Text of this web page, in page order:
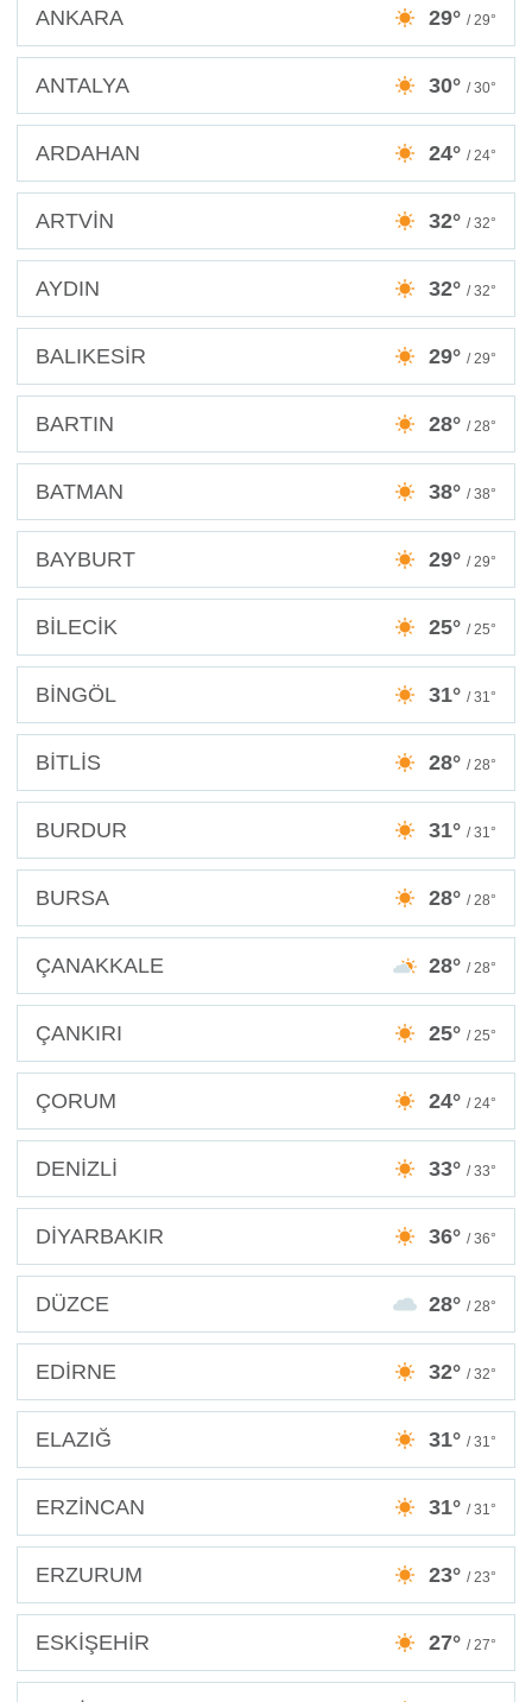
ANKARA 29° / 29°
ANTALYA 30° / 30°
ARDAHAN 24° / 24°
ARTVİN 32° / 32°
AYDIN 32° / 32°
BALIKESİR 29° / 29°
BARTIN 28° / 28°
BATMAN 38° / 38°
BAYBURT 29° / 29°
BİLECİK 25° / 25°
BİNGÖL 31° / 31°
BİTLİS 28° / 28°
BURDUR 31° / 31°
BURSA 28° / 28°
ÇANAKKALE 28° / 28°
ÇANKIRI 25° / 25°
ÇORUM 24° / 24°
DENİZLİ 33° / 33°
DİYARBAKIR 36° / 36°
DÜZCE 28° / 28°
EDİRNE 32° / 32°
ELAZIĞ 31° / 31°
ERZİNCAN 31° / 31°
ERZURUM 23° / 23°
ESKİŞEHİR 27° / 27°